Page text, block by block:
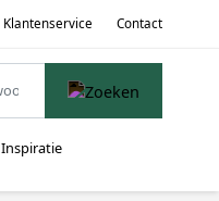
Klantenservice Contact
Inspiratie